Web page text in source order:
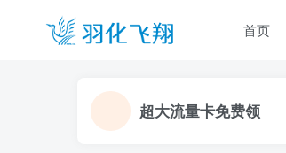
首页
超大流量卡免费领